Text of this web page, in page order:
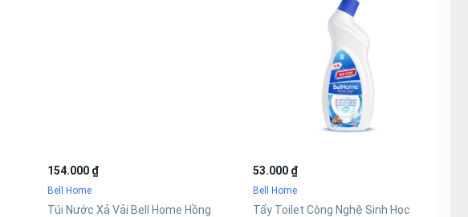
53.000 ₫
Bell Home
Tẩy Toilet Công Nghệ Sinh Học
71.000 ₫
Bell Home
Nước Thơm Bao Sái Bàn Thờ